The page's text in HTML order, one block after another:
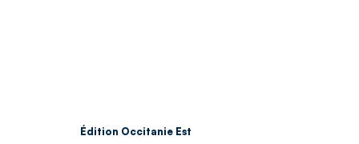
Édition Occitanie Est